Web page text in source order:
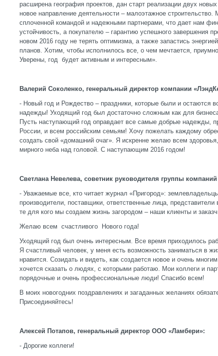
расширена география проектов, дан старт реализации двух
новое направление деятельности – малоэтажное
сплоченной командой и надежными партнерами, что дает нам
устойчивость, а покупателю – гарантию успешного завершения
новом 2016 году не терять оптимизма, а также запастись
планов. Хотим, чтобы исполнилось все, о чем мечтается,
Уверены, год будет активным и интересным».
Валерий Соколенко, генеральный директор компании
- Новый год и Рождество – праздники, которые были и остаются
надежды! Уходящий год был достаточно сложным как для
Пусть наступающий год оправдает все самые добрые надежды,
России, и всем российским семьям! Хочу пожелать каждому
создать свой «домашний очаг». Я искренне желаю всем
мирного неба над головой. С наступающим 2016 годом!
Светлана Невелева, советник руководителя группы
- Уважаемые все, кто читает журнал «Пригород»:
производители, поставщики, ответственные лица,
те для кого мы создаем жизнь загородом – наши клиенты и
Желаю всем счастливого Нового года!
Уходящий год был очень интересным. Все время приходилось
Я счастливый человек, у меня есть возможность заниматься в
нравится. Созидать и видеть, как создается новое и очень
хочется сказать о людях, с которыми работаю. Мои коллеги и
порядочные и очень профессиональные люди! Спасибо всем!
В моих новогодних поздравлениях и загаданных желаниях
Присоединяйтесь!
Алексей Потапов, генеральный директор ООО «Ламбери»:
- Дорогие коллеги!